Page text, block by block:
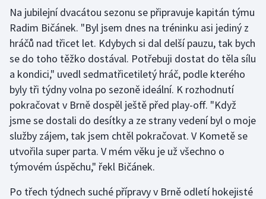
Olympijské hry
Parasport
Plavání
Plážový volejbal
Ragby
Rychlobruslení
Rychlostní kanoistika
Na jubilejní dvacátou sezonu se připravuje kapitán týmu
Radim Bičánek. "Byl jsem dnes na tréninku asi jediný z
hráčů nad třicet let. Kdybych si dal delší pauzu, tak bych
se do toho těžko dostával. Potřebuji dostat do těla sílu
a kondici," uvedl sedmatřicetiletý hráč, podle kterého
byly tři týdny volna po sezoně ideální. K rozhodnutí
pokračovat v Brně dospěl ještě před play-off. "Když
jsme se dostali do desítky a ze strany vedení byl o moje
služby zájem, tak jsem chtěl pokračovat. V Kometě se
utvořila super parta. V mém věku je už všechno o
týmovém úspěchu," řekl Bičánek.
Po třech týdnech suché přípravy v Brně odletí hokejisté